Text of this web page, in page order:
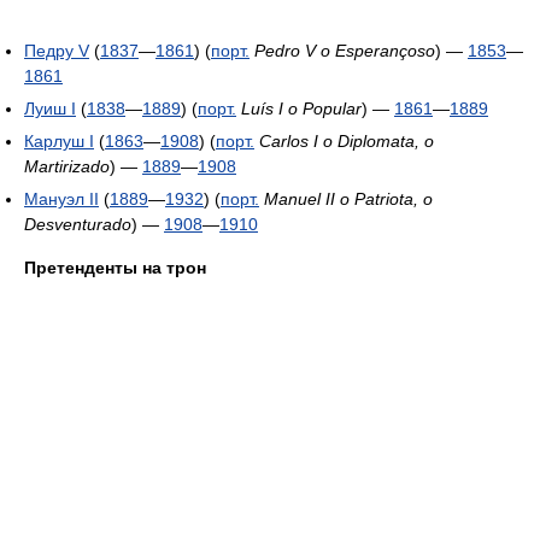
Педру V(1837—1861) (порт. Pedro V o Esperançoso) — 1853—
1861
Луиш I (1838—1889) (порт. Luís I o Popular) — 1861—1889
Карлуш I (1863—1908) (порт. Carlos I o Diplomata, o
Martirizado) — 1889—1908
Мануэл II (1889—1932) (порт. Manuel II o Patriota, o
Desventurado) — 1908—1910
Претенденты на трон